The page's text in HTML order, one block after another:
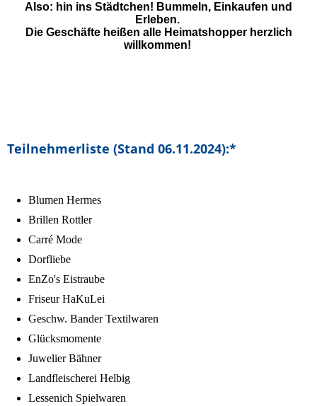
Also: hin ins Städtchen! Bummeln, Einkaufen und
Erleben.
Die Geschäfte heißen alle Heimatshopper herzlich
willkommen!
Teilnehmerliste (Stand 06.11.2024):*
Blumen Hermes
Brillen Rottler
Carré Mode
Dorfliebe
EnZo's Eistraube
Friseur HaKuLei
Geschw. Bander Textilwaren
Glücksmomente
Juwelier Bähner
Landfleischerei Helbig
Lessenich Spielwaren